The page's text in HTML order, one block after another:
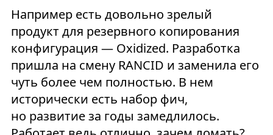
Например есть довольно зрелый
продукт для резервного копирования
конфигурация — Oxidized. Разработка
пришла на смену RANCID и заменила его
чуть более чем полностью. В нем
исторически есть набор фич,
но развитие за годы замедлилось.